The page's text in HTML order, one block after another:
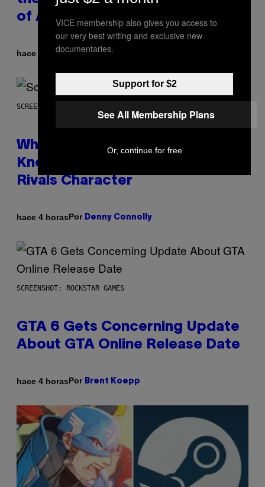
of All Time
hace 2 horasPorCaleb Catlin
SCREENSHOT: NETEASE
Who Is The Hood? Everything To
Know About The Newest Marvel
Rivals Character
hace 4 horasPor Denny Connolly
SCREENSHOT: ROCKSTAR GAMES
GTA 6 Gets Concerning Update
About GTA Online Release Date
hace 4 horasPor Brent Koepp
VICE membership also gives you access to
our very best writing and exclusive new
documentaries.
Support for $2
See All Membership Plans
Or, continue for free